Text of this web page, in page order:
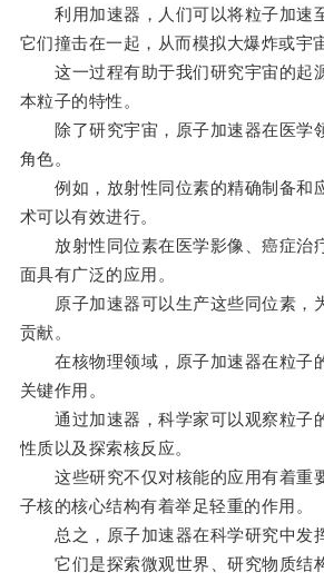
利用加速器，人们可以将粒子加速
它们撞击在一起，从而模拟大爆炸或宇
这一过程有助于我们研究宇宙的起
本粒子的特性。
除了研究宇宙，原子加速器在医学
角色。
例如，放射性同位素的精确制备和
术可以有效进行。
放射性同位素在医学影像、癌症治
面具有广泛的应用。
原子加速器可以生产这些同位素，
贡献。
在核物理领域，原子加速器在粒子
关键作用。
通过加速器，科学家可以观察粒子
性质以及探索核反应。
这些研究不仅对核能的应用有着重
子核的核心结构有着举足轻重的作用。
总之，原子加速器在科学研究中发挥
它们是探索微观世界、研究物质结